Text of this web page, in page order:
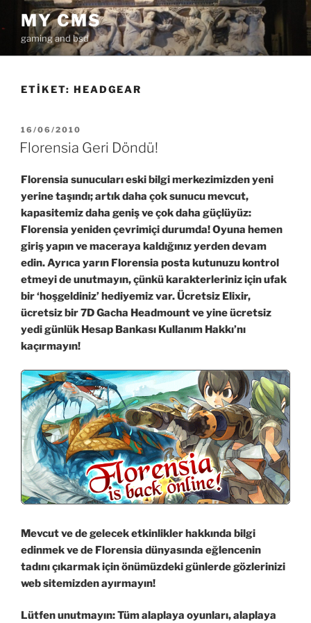
İçeriğe
MY CMS
gaming and bsd
ETIKET: HEADGEAR
YAYIM
TARIHI
16/06/2010
Florensia Geri Döndü!
Florensia sunucuları eski bilgi merkezimizden yeni
yerine taşındı; artık daha çok sunucu mevcut,
kapasitemiz daha geniş ve çok daha güçlüyüz:
Florensia yeniden çevrimiçi durumda! Oyuna hemen
giriş yapın ve maceraya kaldığınız yerden devam
edin. Ayrıca yarın Florensia posta kutunuzu kontrol
etmeyi de unutmayın, çünkü karakterleriniz için ufak
bir ‘hoşgeldiniz’ hediyemiz var. Ücretsiz Elixir,
ücretsiz bir 7D Gacha Headmount ve yine ücretsiz
yedi günlük Hesap Bankası Kullanım Hakkı’nı
kaçırmayın!
Mevcut ve de gelecek etkinlikler hakkında bilgi
edinmek ve de Florensia dünyasında eğlencenin
tadını çıkarmak için önümüzdeki günlerde gözlerinizi
web sitemizden ayırmayın!
Lütfen unutmayın: Tüm alaplaya oyunları, alaplaya